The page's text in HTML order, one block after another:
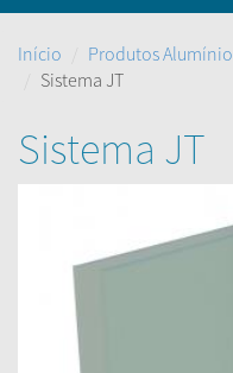
Início Produtos Alumínio
Sistema JT
Sistema JT